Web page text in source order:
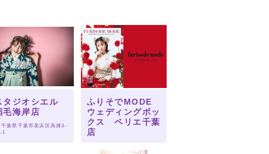
タジオシエル
毛海岸店
千葉県千葉市美浜区高洲3-
1
ふりそでMODE
ウェディングボッ
クス ペリエ千葉
店